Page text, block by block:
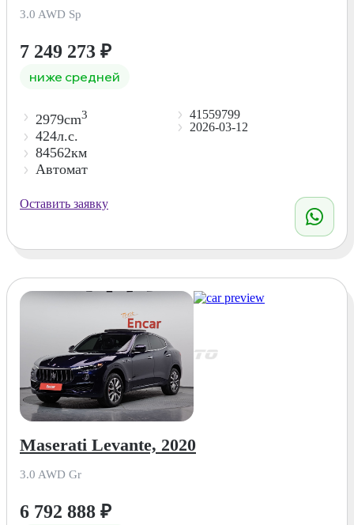
3.0 AWD Sp
7 249 273 ₽
ниже средней
2979cm3
424л.с.
84562км
Автомат
41559799
2026-03-12
Оставить заявку
Maserati Levante, 2020
3.0 AWD Gr
6 792 888 ₽